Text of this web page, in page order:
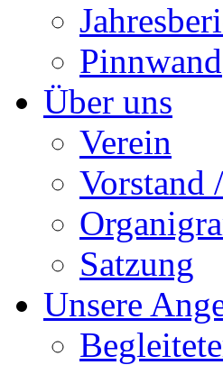
Pinnwand
Über uns
Verein
Vorstand
Satzung
Unsere